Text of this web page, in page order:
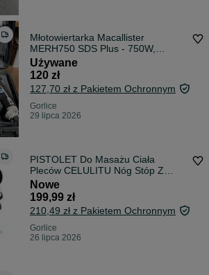
Młotowiertarka Macallister
MERH750 SDS Plus - 750W,
sprawna, super sta
Używane
120 zł
127,70 zł z Pakietem Ochronnym
Gorlice
29 lipca 2026
PISTOLET Do Masażu Ciała
Pleców CELULITU Nóg Stóp Z
Podczerwienią IR 9 Końcówek 28W
Antycellulitowy Relaks Regeneracja
Cichy
Nowe
199,99 zł
210,49 zł z Pakietem Ochronnym
Gorlice
26 lipca 2026